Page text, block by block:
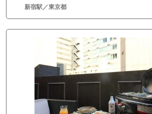
新宿駅／東京都